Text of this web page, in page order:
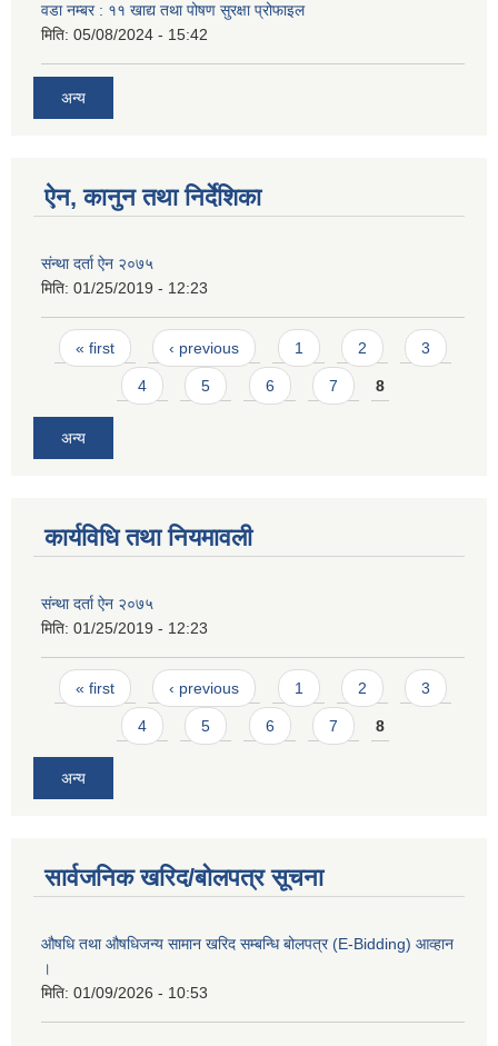
वडा नम्बर : ११ खाद्य तथा पोषण सुरक्षा प्रोफाइल
मिति: 05/08/2024 - 15:42
अन्य
ऐन, कानुन तथा निर्देशिका
संन्था दर्ता ऐन २०७५
मिति: 01/25/2019 - 12:23
Pages
« first ‹ previous 1 2 3
4 5 6 7 8
अन्य
कार्यविधि तथा नियमावली
संन्था दर्ता ऐन २०७५
मिति: 01/25/2019 - 12:23
Pages
« first ‹ previous 1 2 3
4 5 6 7 8
अन्य
सार्वजनिक खरिद/बोलपत्र सूचना
औषधि तथा औषधिजन्य सामान खरिद सम्बन्धि बोलपत्र (E-Bidding) आव्हान
।
मिति: 01/09/2026 - 10:53